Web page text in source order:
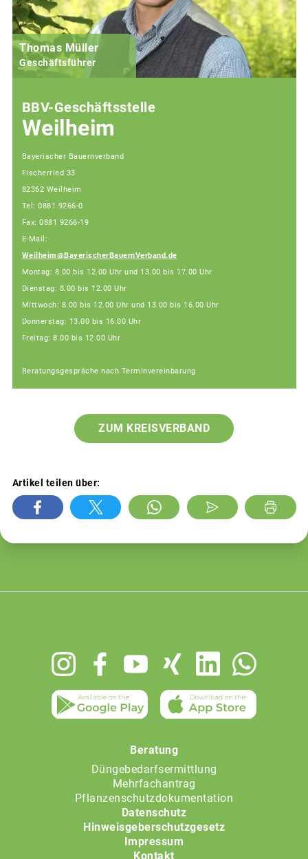
Thomas Müller
Geschäftsführer
BBV-Geschäftsstelle
Weilheim
Bayerischer Bauernverband
Fischerried 33
82362 Weilheim
Tel: 0881 9266-0
Fax: 0881 9266-19
E-Mail:
Weilheim@BayerischerBauernVerband.de
Montag: 8.00 bis 12.00 Uhr und 13.00 bis 17.00 Uhr
Dienstag: 8.00 bis 12.00 Uhr
Mittwoch: 8.00 bis 12.00 Uhr und 13.00 bis 16.00 Uhr
Donnerstag: 13.00 bis 16.00 Uhr
Freitag: 8.00 bis 12.00 Uhr
Beratungsgespräche nach Terminvereinbarung
ZUM KREISVERBAND
Artikel teilen über:
Beratung
Düngebedarfsermittlung
Mehrfachantrag
Pflanzenschutzdokumentation
Datenschutz
Hinweisgeberschutzgesetz
Impressum
Kontakt